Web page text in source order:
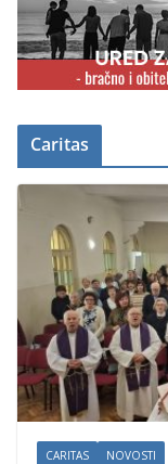
Caritas
CARITAS NOVOSTI